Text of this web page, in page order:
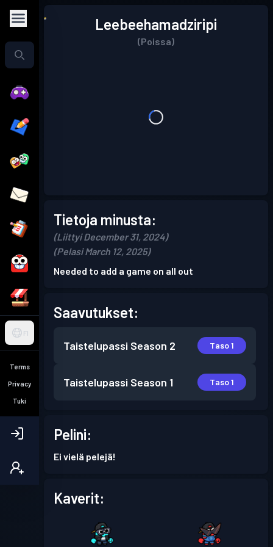
FI
Terms
Privacy
Tuki
Leebeehamadziripi
(Poissa)
Tietoja minusta:
(Liittyi December 31, 2024)
(Pelasi March 12, 2025)
Needed to add a game on all out
Saavutukset:
Taistelupassi Season 2 Taso 1
Taistelupassi Season 1 Taso 1
Pelini:
Ei vielä pelejä!
Kaverit: